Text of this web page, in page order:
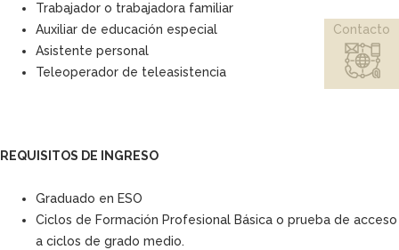
Trabajador o trabajadora familiar
Auxiliar de educación especial
Asistente personal
Teleoperador de teleasistencia
REQUISITOS DE INGRESO
Graduado en ESO
Ciclos de Formación Profesional Básica o prueba de acceso
a ciclos de grado medio.
Contacto